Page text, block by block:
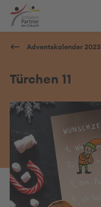
Adventskalender 2023
Türchen 11